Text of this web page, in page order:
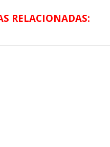
RELACIONADAS: